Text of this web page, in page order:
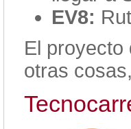
EV8:
El proyecto
otras